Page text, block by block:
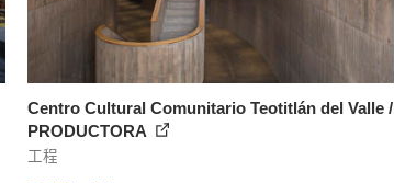
Centro Cultural Comunitario Teotitlán del Valle /
PRODUCTORA
工程